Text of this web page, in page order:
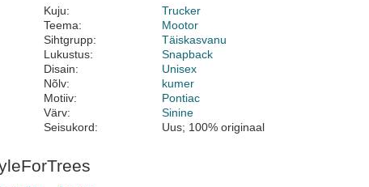
Kuju:
Trucker
Teema:
Mootor
Sihtgrupp:
Täiskasvanu
Lukustus:
Snapback
Disain:
Unisex
Nõlv:
kumer
Motiiv:
Pontiac
Värv:
Sinine
Seisukord:
Uus; 100% originaal